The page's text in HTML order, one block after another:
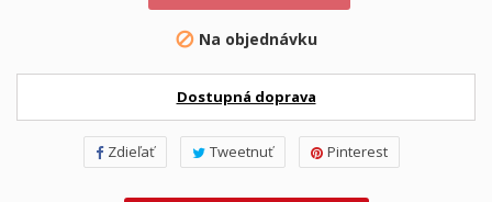
 Na objednávku
Dostupná doprava
Zdieľať Tweetnuť Pinterest